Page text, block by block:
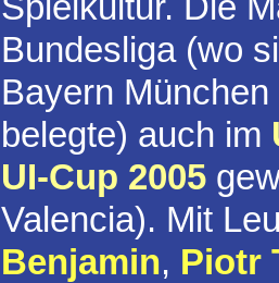
Bundesliga (wo
Bayern
belegte) auch im
UI-Cup 2005
Valencia). Mit
Benjamin, Piotr